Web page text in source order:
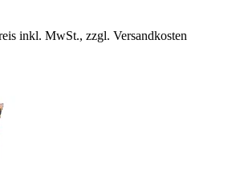
inkl. MwSt., zzgl. Versandkosten